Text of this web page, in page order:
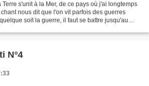
s'unit à la Mer, de ce pays où j'ai longtemps
nous dit que l'on vit parfois des guerres
soit la guerre, il faut se battre jusqu'au
N°4